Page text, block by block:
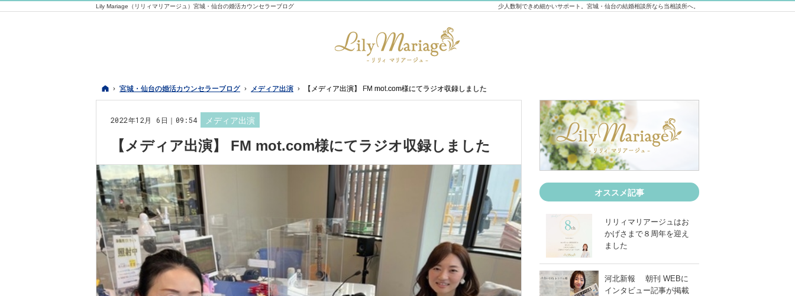
ホーム
宮城・仙台の婚活カウンセラーブログ メディア出演 【メディア出演】 FM mot.com様にてラジオ収録しました
2022年12月 6日｜09:54 メディア出演
【メディア出演】 FM mot.com様にてラジオ収録しました
少人数制できめ細かいサポート。宮城・仙台の結婚相談所なら当相談所へ。
Lily Mariage（リリィマリアージュ）宮城・仙台の婚活カウンセラーブログ
【メディア出演】 FM mot.com様にてラ
オススメ記事
リリィマリアージュはお
かげさまで８周年を迎え
ました
河北新報 朝刊 WEBに
インタビュー記事が掲載
ホーム
宮城・仙台の婚活カウンセラーブログ メディア出演 【メディア出演】 FM mot.com様にてラジオ収録しました